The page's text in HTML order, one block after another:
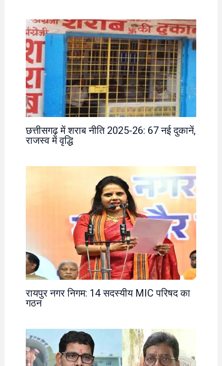
छत्तीसगढ़ में शराब नीति 2025-26: 67 नई दुकानें,
राजस्व में वृद्धि
रायपुर नगर निगम: 14 सदस्यीय MIC परिषद का
गठन